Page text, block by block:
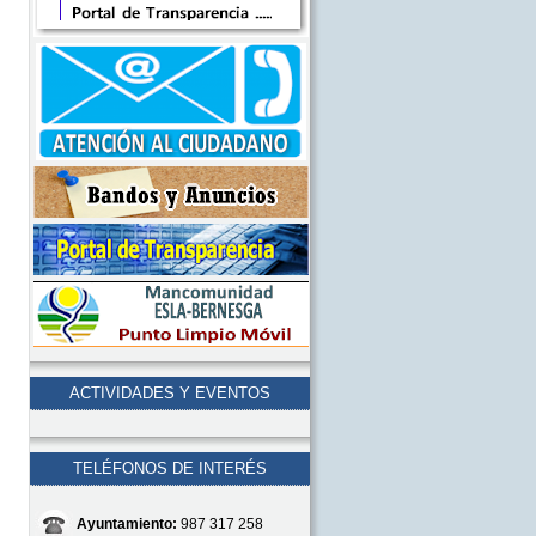
ACTIVIDADES Y EVENTOS
TELÉFONOS DE INTERÉS
Ayuntamiento: 987 317 258